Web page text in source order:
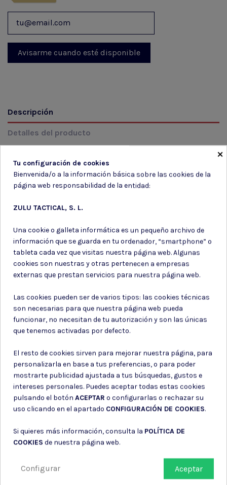
Descripción
Detalles del producto
MODELO: TB879 Color: 181 NEGRO Talla: S/T
Suscríbete a nuestro boletín
Puede darse de baja en cualquier momento. Para ello, consulte nuestra
información de contacto en el aviso legal.
Consiento el uso de mis datos para los fines indicados en la
Consiento el uso de mis datos personales para recibir publicidad
de su entidad.
×
Tu configuración de cookies
Bienvenida/o a la información básica sobre las cookies de la
página web responsabilidad de la entidad:
ZULU TACTICAL, S. L.
Una cookie o galleta informática es un pequeño archivo de
información que se guarda en tu ordenador, “smartphone” o
tableta cada vez que visitas nuestra página web. Algunas
cookies son nuestras y otras pertenecen a empresas
externas que prestan servicios para nuestra página web.
Las cookies pueden ser de varios tipos: las cookies técnicas
son necesarias para que nuestra página web pueda
funcionar, no necesitan de tu autorización y son las únicas
que tenemos activadas por defecto.
El resto de cookies sirven para mejorar nuestra página, para
personalizarla en base a tus preferencias, o para poder
mostrarte publicidad ajustada a tus búsquedas, gustos e
intereses personales. Puedes aceptar todas estas cookies
pulsando el botón ACEPTAR o configurarlas o rechazar su
uso clicando en el apartado CONFIGURACIÓN DE COOKIES.
Si quieres más información, consulta la POLÍTICA DE
COOKIES de nuestra página web.
Aceptar
Configurar